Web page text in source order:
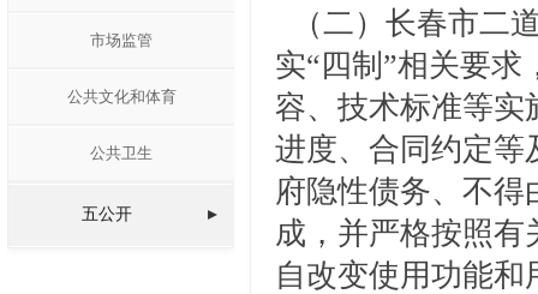
市场监管
公共文化和体育
公共卫生
五公开
（二） 长春市二
实“四制”相关要
容、技术标准等实
进度、合同约定等
府隐性债务、不
成，并严格按照
自改变使用功能和